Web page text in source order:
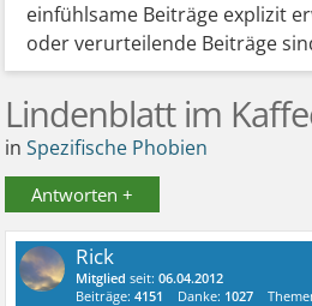
einfühlsame Beiträge explizit
oder verurteilende Beiträge
Lindenblatt im
inSpezifische Phobien
Antworten +
Rick
Mitglied seit:06.04.2012
Beiträge:4151 Danke: 1027